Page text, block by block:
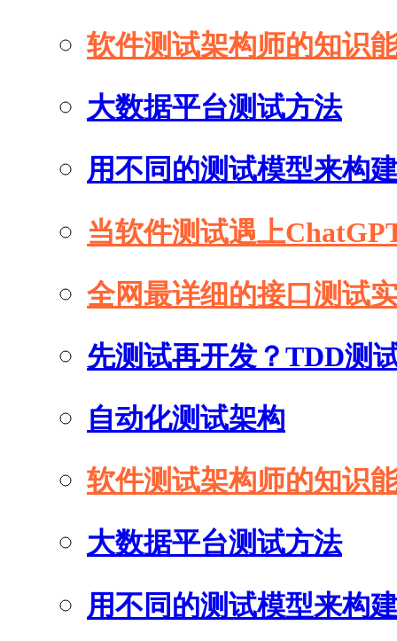
软件测试架构师的知识
大数据平台测试方法
用不同的测试模型来构
当软件测试遇上
全网最详细的接口测试
先测试再开发？TDD测
自动化测试架构
软件测试架构师的知识
大数据平台测试方法
用不同的测试模型来构